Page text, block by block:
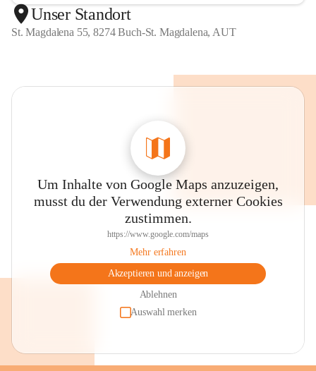
Unser Standort
St. Magdalena 55, 8274 Buch-St. Magdalena, AUT
Um Inhalte von Google Maps anzuzeigen,
musst du der Verwendung externer Cookies
zustimmen.
https://www.google.com/maps
Mehr erfahren
Akzeptieren und anzeigen
Ablehnen
Auswahl merken